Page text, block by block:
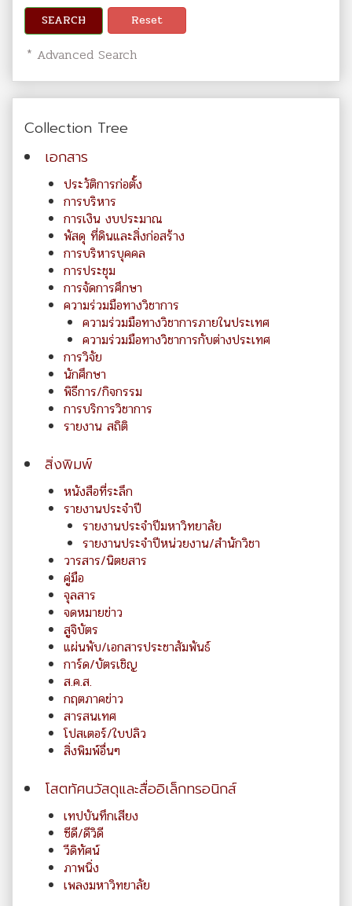
SEARCH Reset
* Advanced Search
Collection Tree
เอกสาร
ประวัติการก่อตั้ง
การบริหาร
การเงิน งบประมาณ
พัสดุ ที่ดินและสิ่งก่อสร้าง
การบริหารบุคคล
การประชุม
การจัดการศึกษา
ความร่วมมือทางวิชาการ
ความร่วมมือทางวิชาการภายในประเทศ
ความร่วมมือทางวิชาการกับต่างประเทศ
การวิจัย
นักศึกษา
พิธีการ/กิจกรรม
การบริการวิชาการ
รายงาน สถิติ
สิ่งพิมพ์
หนังสือที่ระลึก
รายงานประจำปี
รายงานประจำปีมหาวิทยาลัย
รายงานประจำปีหน่วยงาน/สำนักวิชา
วารสาร/นิตยสาร
คู่มือ
จุลสาร
จดหมายข่าว
สูจิบัตร
แผ่นพับ/เอกสารประชาสัมพันธ์
การ์ด/บัตรเชิญ
ส.ค.ส.
กฤตภาคข่าว
สารสนเทศ
โปสเตอร์/ใบปลิว
สิ่งพิมพ์อื่นๆ
โสตทัศนวัสดุและสื่ออิเล็กทรอนิกส์
เทปบันทึกเสียง
ซีดี/ดีวิดี
วีดิทัศน์
ภาพนิ่ง
เพลงมหาวิทยาลัย